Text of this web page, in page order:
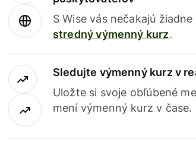
S Wise vás nečakajú
stredný výmenný kurz.
Sledujte výmenný kurz v
Uložte si svoje obľúbené
mení výmenný kurz v čase.